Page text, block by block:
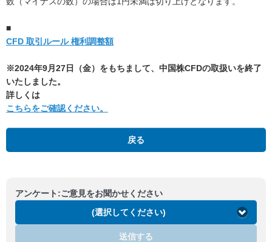
■
CFD 取引ルール 権利調整額
※2024年9月27日（金）をもちまして、中国株CFDの取扱いを終了
いたしました。
詳しくは
こちらをご確認ください。
戻る
アンケート:ご意見をお聞かせください
(選択してください)
送信する